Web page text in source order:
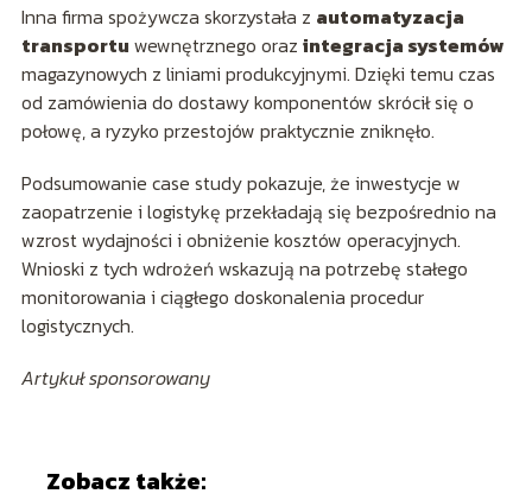
Inna firma spożywcza skorzystała z automatyzacja
transportu wewnętrznego oraz integracja systemów
magazynowych z liniami produkcyjnymi. Dzięki temu czas
od zamówienia do dostawy komponentów skrócił się o
połowę, a ryzyko przestojów praktycznie zniknęło.
Podsumowanie case study pokazuje, że inwestycje w
zaopatrzenie i logistykę przekładają się bezpośrednio na
wzrost wydajności i obniżenie kosztów operacyjnych.
Wnioski z tych wdrożeń wskazują na potrzebę stałego
monitorowania i ciągłego doskonalenia procedur
logistycznych.
Artykuł sponsorowany
Zobacz także: